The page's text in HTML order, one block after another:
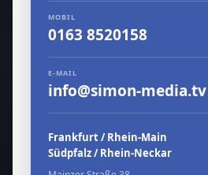
MOBIL
0163 8520158
E-MAIL
info@simon-media.tv
Frankfurt / Rhein-Main
Südpfalz / Rhein-Neckar